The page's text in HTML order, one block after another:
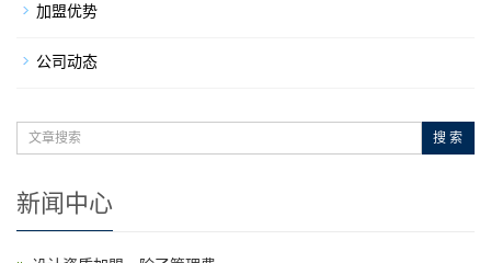
加盟优势
公司动态
搜 索
新闻中心